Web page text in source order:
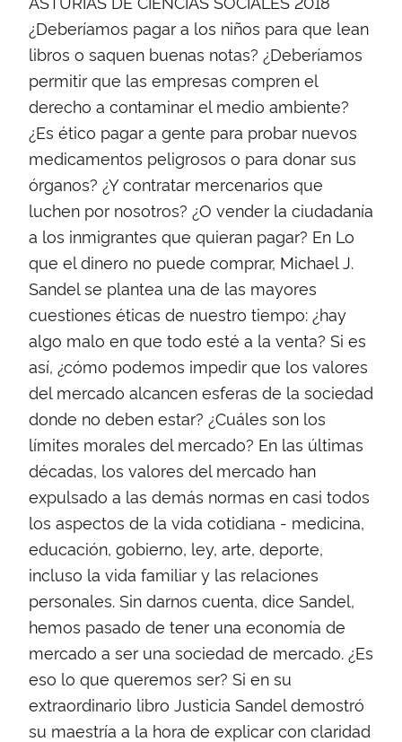
¿Deberíamos pagar a los niños para que lean
libros o saquen buenas notas? ¿Deberíamos
permitir que las empresas compren el
derecho a contaminar el medio ambiente?
¿Es ético pagar a gente para probar nuevos
medicamentos peligrosos o para donar sus
órganos? ¿Y contratar mercenarios que
luchen por nosotros? ¿O vender la ciudadanía
a los inmigrantes que quieran pagar? En Lo
que el dinero no puede comprar, Michael J.
Sandel se plantea una de las mayores
cuestiones éticas de nuestro tiempo: ¿hay
algo malo en que todo esté a la venta? Si es
así, ¿cómo podemos impedir que los valores
del mercado alcancen esferas de la sociedad
donde no deben estar? ¿Cuáles son los
límites morales del mercado? En las últimas
décadas, los valores del mercado han
expulsado a las demás normas en casi todos
los aspectos de la vida cotidiana - medicina,
educación, gobierno, ley, arte, deporte,
incluso la vida familiar y las relaciones
personales. Sin darnos cuenta, dice Sandel,
hemos pasado de tener una economía de
mercado a ser una sociedad de mercado. ¿Es
eso lo que queremos ser? Si en su
extraordinario libro Justicia Sandel demostró
su maestría a la hora de explicar con claridad